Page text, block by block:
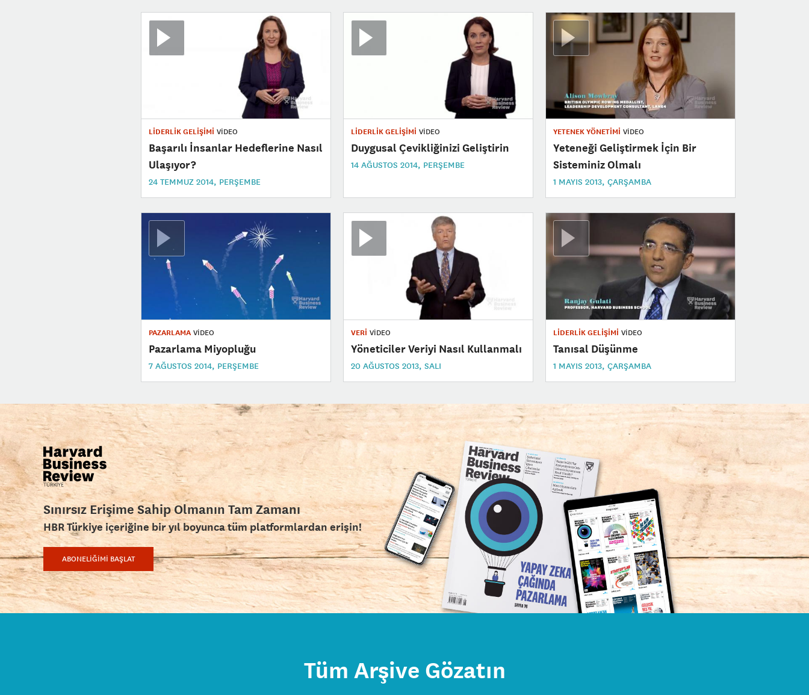
LİDERLİK GELİŞİMİ VİDEO
Başarılı İnsanlar Hedeflerine Nasıl
Ulaşıyor?
24 TEMMUZ 2014, PERŞEMBE
LİDERLİK GELİŞİMİ VİDEO
Duygusal Çevikliğinizi Geliştirin
14 AĞUSTOS 2014, PERŞEMBE
YETENEK YÖNETİMİ VİDEO
Yeteneği Geliştirmek İçin Bir
Sisteminiz Olmalı
1 MAYIS 2013, ÇARŞAMBA
PAZARLAMA VİDEO
Pazarlama Miyopluğu
7 AĞUSTOS 2014, PERŞEMBE
VERİ VİDEO
Yöneticiler Veriyi Nasıl Kullanmalı
20 AĞUSTOS 2013, SALI
LİDERLİK GELİŞİMİ VİDEO
Tanısal Düşünme
1 MAYIS 2013, ÇARŞAMBA
Sınırsız Erişime Sahip Olmanın Tam Zamanı
HBR Türkiye içeriğine bir yıl boyunca tüm platformlardan erişin!
ABONELİĞİMİ BAŞLAT
Tüm Arşive Gözatın